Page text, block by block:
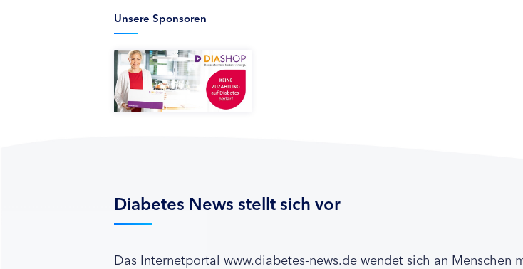
Unsere Sponsoren
Diabetes News stellt sich vor
Das Internetportal www.diabetes-news.de wendet sich an